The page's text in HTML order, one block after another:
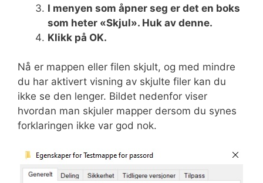
I menyen som åpner seg er det en boks
som heter «Skjul». Huk av denne.
Klikk på OK.
Nå er mappen eller filen skjult, og med mindre
du har aktivert visning av skjulte filer kan du
ikke se den lenger. Bildet nedenfor viser
hvordan man skjuler mapper dersom du synes
forklaringen ikke var god nok.